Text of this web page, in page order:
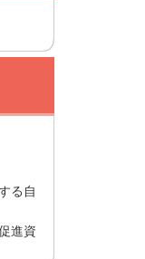
る自
進資